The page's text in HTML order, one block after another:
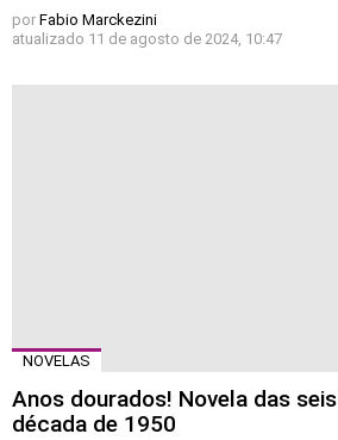
por Fabio Marckezini
atualizado 11 de agosto de 2024, 10:47
NOVELAS
Anos dourados! Novela das
década de 1950